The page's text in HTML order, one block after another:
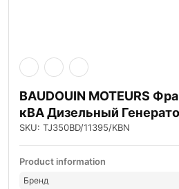
BAUDOUIN MOTEURS
кВА Дизельный
SKU: TJ350BD/11395/KBN
Product information
Бренд